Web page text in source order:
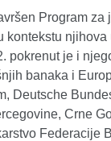
Program za
kontekstu
je i
banaka i
Deutsche
Crne
Federacije